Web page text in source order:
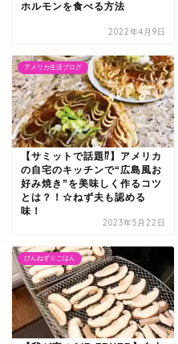
ホルモンを食べる方法
2022年4月9日
アメリカ生活ブログ
【サミットで話題⁉】アメリカ
の自宅のキッチンで“広島風お
好み焼き”を美味しく作るコツ
とは？！☆ねず夫も認める
味！
2023年5月22日
ぴんねず☆ごはん